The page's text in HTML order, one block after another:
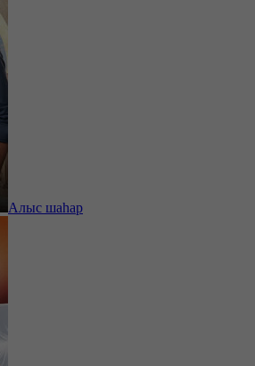
Алыс шаһар